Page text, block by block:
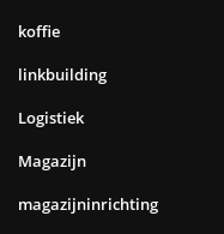
koffie
linkbuilding
Logistiek
Magazijn
magazijninrichting